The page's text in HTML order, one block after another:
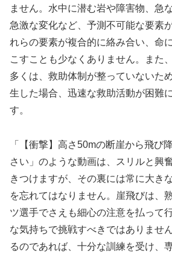
ません。水中に潜む岩や障害物、急
急激な変化など、予測不可能な要素
れらの要素が複合的に絡み合い、命
こすことも少なくありません。また
多くは、救助体制が整っていないた
生した場合、迅速な救助活動が困難
す。
「【衝撃】高さ50mの断崖から飛び
さい」のような動画は、スリルと興
きつけますが、その裏には常に大き
を忘れてはなりません。崖飛びは、
ツ選手でさえも細心の注意を払って
な気持ちで挑戦すべきではありませ
るのであれば、十分な訓練を受け、